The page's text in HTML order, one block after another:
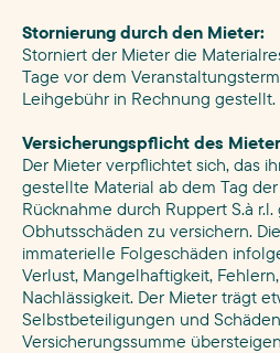
Stornierung durch den Mieter:
Storniert der Mieter die
Tage vor dem
Leihgebühr in Rechnung gestellt.
Versicherungspflicht des
Der Mieter verpflichtet sich, das
gestellte Material ab dem Tag
Rücknahme durch Ruppert S.à
Obhutsschäden zu versichern.
immaterielle Folgeschäden
Verlust, Mangelhaftigkeit,
Nachlässigkeit. Der Mieter trägt
Selbstbeteiligungen und
Versicherungssumme